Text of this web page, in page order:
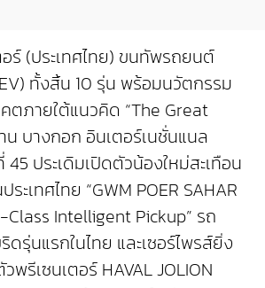
ร์ (ประเทศไทย) ขนทัพรถยนต์
ทั้งสิ้น 10 รุ่น พร้อมนวัตกรรม
ตภายใต้แนวคิด “The Great
น บางกอก อินเตอร์เนชั่นแนล
45 ประเดิมเปิดตัวน้องใหม่สะเทือน
ระเทศไทย “GWM POER SAHAR
Class Intelligent Pickup” รถ
ดรุ่นแรกในไทย และเซอร์ไพรส์ยิ่ง
พรีเซนเตอร์ HAVAL JOLION